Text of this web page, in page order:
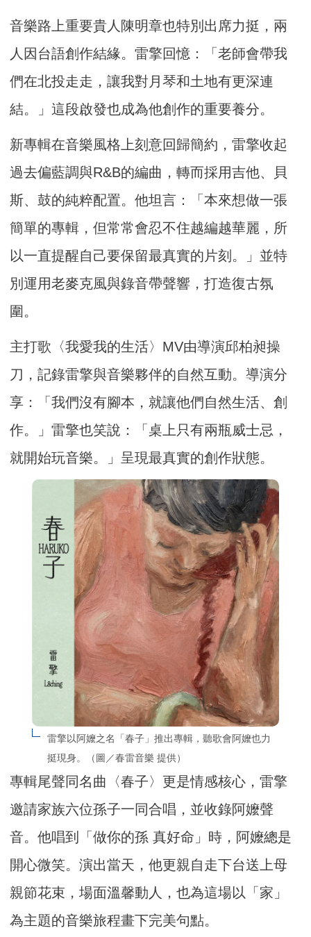
音樂路上重要貴人陳明章也特別出席力挺，兩
人因台語創作結緣。雷擎回憶：「老師會帶我
們在北投走走，讓我對月琴和土地有更深連
結。」這段啟發也成為他創作的重要養分。
新專輯在音樂風格上刻意回歸簡約，雷擎收起
過去偏藍調與R&B的編曲，轉而採用吉他、貝
斯、鼓的純粹配置。他坦言：「本來想做一張
簡單的專輯，但常常會忍不住越編越華麗，所
以一直提醒自己要保留最真實的片刻。」並特
別運用老麥克風與錄音帶聲響，打造復古氛
圍。
主打歌〈我愛我的生活〉MV由導演邱柏昶操
刀，記錄雷擎與音樂夥伴的自然互動。導演分
享：「我們沒有腳本，就讓他們自然生活、創
作。」雷擎也笑說：「桌上只有兩瓶威士忌，
就開始玩音樂。」呈現最真實的創作狀態。
雷擎以阿嬤之名「春子」推出專輯，聽歌會阿嬤也力
挺現身。（圖／春雷音樂 提供）
專輯尾聲同名曲〈春子〉更是情感核心，雷擎
邀請家族六位孫子一同合唱，並收錄阿嬤聲
音。他唱到「做你的孫 真好命」時，阿嬤總是
開心微笑。演出當天，他更親自走下台送上母
親節花束，場面溫馨動人，也為這場以「家」
為主題的音樂旅程畫下完美句點。